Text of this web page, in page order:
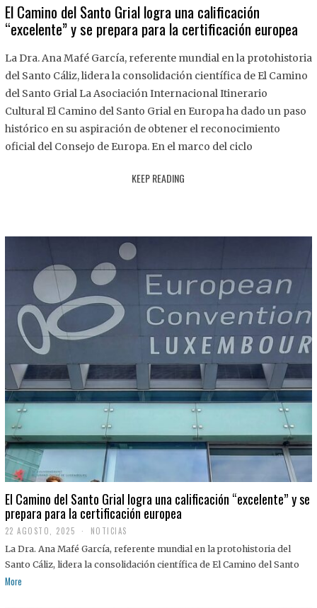
.
8
2
2
El Camino del Santo Grial logra una calificación
“excelente” y se prepara para la certificación europea
La Dra. Ana Mafé García, referente mundial en la protohistoria
del Santo Cáliz, lidera la consolidación científica de El Camino
del Santo Grial La Asociación Internacional Itinerario
Cultural El Camino del Santo Grial en Europa ha dado un paso
histórico en su aspiración de obtener el reconocimiento
oficial del Consejo de Europa. En el marco del ciclo
KEEP READING
El Camino del Santo Grial logra una calificación “excelente” y se
prepara para la certificación europea
22 AGOSTO, 2025
2
A
G
NOTICIAS
La Dra. Ana Mafé García, referente mundial en la protohistoria del
Santo Cáliz, lidera la consolidación científica de El Camino del Santo
More